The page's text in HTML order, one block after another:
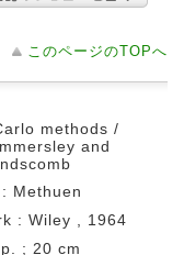
このページのTOPへ
methods /
and
Methuen
: Wiley , 1964
; 20 cm